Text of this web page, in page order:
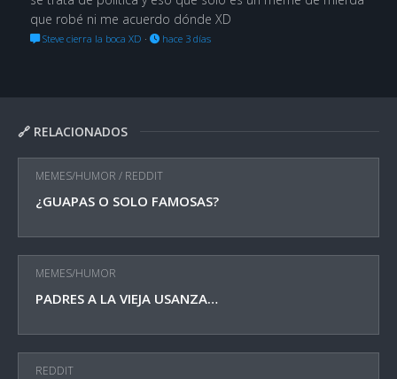
🔗 RELACIONADOS
MEMES/HUMOR / REDDIT
¿GUAPAS O SOLO FAMOSAS?
MEMES/HUMOR
PADRES A LA VIEJA USANZA…
REDDIT
que robé ni me acuerdo dónde XD
Steve cierra la boca XD · hace 3 días